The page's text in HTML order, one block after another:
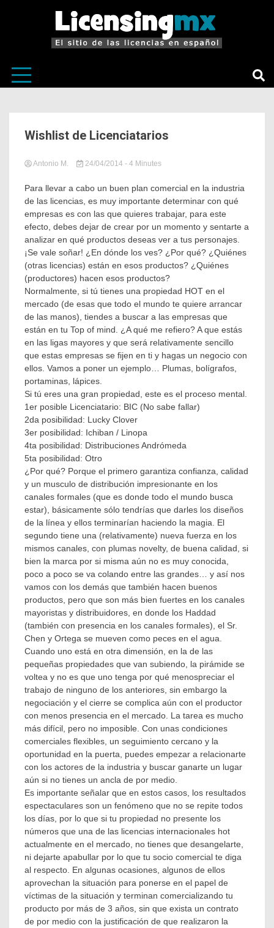
Wishlist de Licenciatarios
Antonio M. 24/04/2014 in
categoría
Tagged
BIC,
Distribuciones
Andrómeda
Ichiban,
Licenciantes,
Licenciatarios
licensing,
Licensing
México
Linopa
Lucky
Clover,
Storecheck
- 4 Minutes
Para llevar a cabo un buen plan comercial en la industria
de las licencias, es muy importante determinar con qué
empresas es con las que quieres trabajar, para este
efecto, debes dejar de crear por un momento y sentarte a
analizar en qué productos deseas ver a tus personajes.
¡Se vale soñar! ¿En dónde los ves? ¿Por qué? ¿Quiénes
(otras licencias) están en esos productos? ¿Quiénes
(productores) hacen esos productos?
Normalmente, si tú tienes una propiedad HOT en el
mercado (de esas que todo el mundo te quiere arrancar
de las manos), tiendes a buscar a las empresas que
están en tu Top of mind. ¿A qué me refiero? A que estás
en las ligas mayores y que será relativamente sencillo
que estas empresas se fijen en ti y hagas un negocio con
ellos. Vamos a poner un ejemplo… Plumas, bolígrafos,
portaminas, lápices.
Si tú eres una gran propiedad, este es el proceso mental.
1er posible Licenciatario: BIC (No sabe fallar)
2da posibilidad: Lucky Clover
3er posibilidad: Ichiban / Linopa
4ta posibilidad: Distribuciones Andrómeda
5ta posibilidad: Otro
¿Por qué? Porque el primero garantiza confianza, calidad
y un musculo de distribución impresionante en los
canales formales (que es donde todo el mundo busca
estar), básicamente sólo tendrías que darles los diseños
de la línea y ellos terminarían haciendo la magia. El
segundo tiene una (relativamente) nueva fuerza en los
mismos canales, con plumas novelty, de buena calidad, si
bien la marca por si misma aún no es muy conocida,
poco a poco se va colando entre las grandes… y así nos
vamos con los demás que también hacen buenos
productos, pero que son más bien fuertes en los canales
mayoristas y distribuidores, en donde los Haddad
(también con presencia en los canales formales), el Sr.
Chen y Ortega se mueven como peces en el agua.
Cuando uno está en otra dimensión, en la de las
pequeñas propiedades que van subiendo, la pirámide se
voltea y no es que uno tenga por qué menospreciar el
trabajo de ninguno de los anteriores, sin embargo la
negociación y el cierre se complica aún con el productor
con menos presencia en el mercado. La tarea es mucho
más difícil, pero no imposible. Con unas condiciones
comerciales flexibles, un seguimiento cercano y la
oportunidad en la puerta, puedes empezar a relacionarte
con los actores de la industria y buscar ganarte un lugar
aún si no tienes un ancla de por medio.
Es importante señalar que en estos casos, los resultados
espectaculares son un fenómeno que no se repite todos
los días, por lo que si tu propiedad no presente los
números que una de las licencias internacionales hot
actualmente en el mercado, no tienes que desangelarte,
ni dejarte apabullar por lo que tu socio comercial te diga
al respecto. En algunas ocasiones, algunos de ellos
aprovechan la situación para ponerse en el papel de
víctimas de la situación y terminan comercializando tu
producto por más de 3 años, sin que exista un contrato
de por medio con la justificación de que realizaron la